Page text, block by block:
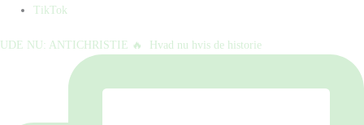
TikTok
UDE NU: ANTICHRISTIE 🔥⁠ ⁠ Hvad nu hvis de historie